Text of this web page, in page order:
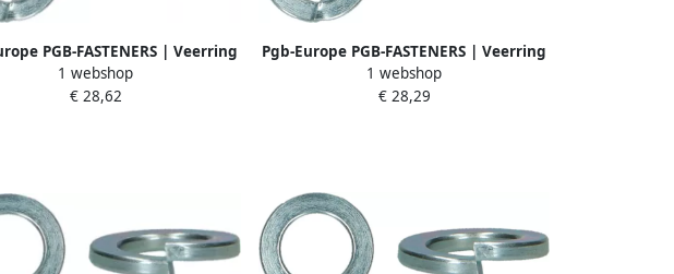
PGB-FASTENERS | Veerring
DIN 127B M10 Zn | 1000 st
12700101005
1 webshop
€ 28,62
Pgb-Europe PGB-FASTENERS | Veerring
DIN 127B M 7 Zn | 1000 st
12700100705
1 webshop
€ 28,29